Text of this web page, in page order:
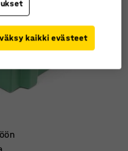
kaikki evästeet